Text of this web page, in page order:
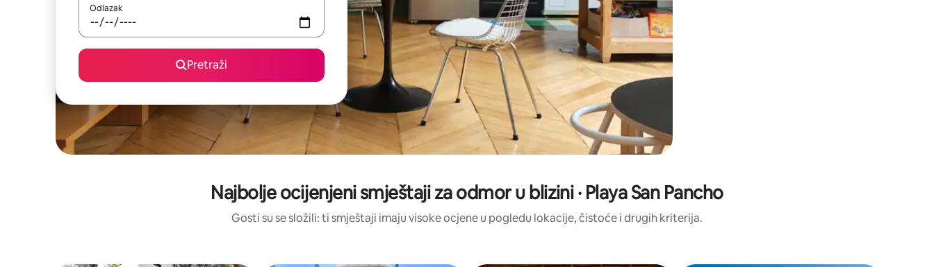
Odlazak
Pretraži
Najbolje ocijenjeni smještaji za odmor u blizini · Playa San Pancho
Gosti su se složili: ti smještaji imaju visoke ocjene u pogledu lokacije, čistoće i drugih kriterija.